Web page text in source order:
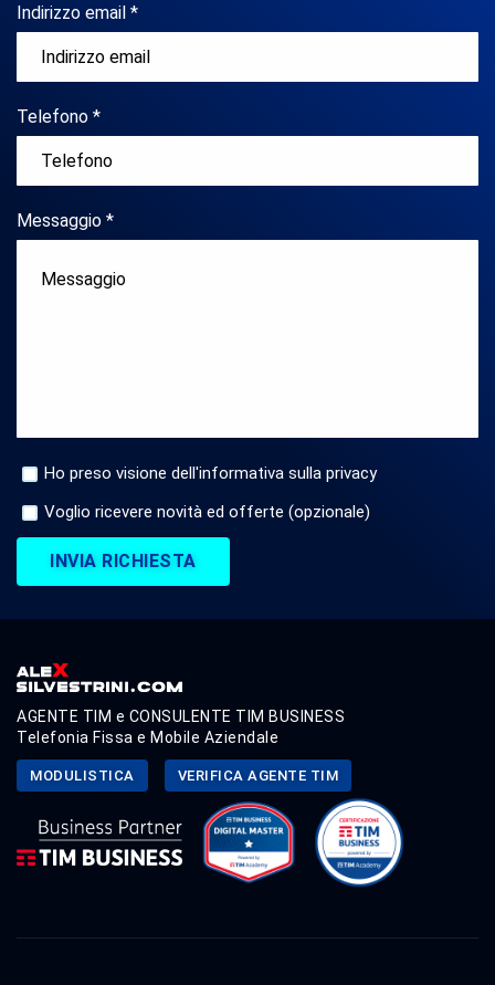
Indirizzo email *
Telefono *
Messaggio *
Ho preso visione dell'informativa sulla privacy
Voglio ricevere novità ed offerte (opzionale)
INVIA RICHIESTA
AGENTE TIM e CONSULENTE TIM BUSINESS
Telefonia Fissa e Mobile Aziendale
MODULISTICA VERIFICA AGENTE TIM